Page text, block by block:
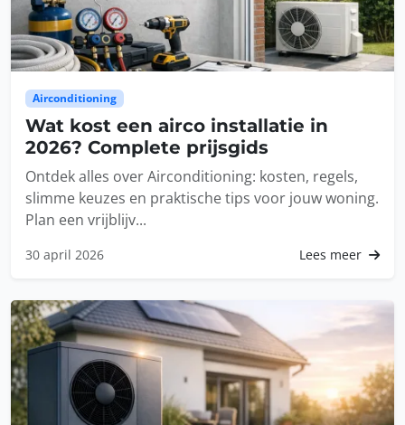
Airconditioning
Wat kost een airco installatie in
2026? Complete prijsgids
Ontdek alles over Airconditioning: kosten, regels,
slimme keuzes en praktische tips voor jouw woning.
Plan een vrijblijv...
30 april 2026 Lees meer